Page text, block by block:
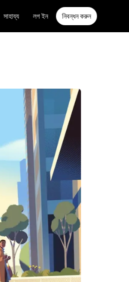
সাহায্য লগ ইন নিবন্ধন করুন